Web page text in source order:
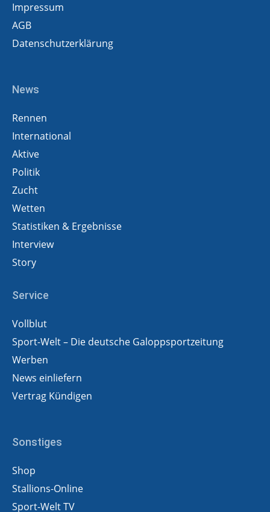
Impressum
AGB
Datenschutzerklärung
News
Rennen
International
Aktive
Politik
Zucht
Wetten
Statistiken & Ergebnisse
Interview
Story
Service
Vollblut
Sport-Welt – Die deutsche Galoppsportzeitung
Werben
News einliefern
Vertrag Kündigen
Sonstiges
Shop
Stallions-Online
Sport-Welt TV